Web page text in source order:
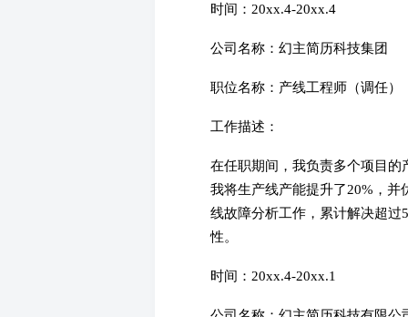
时间：20xx.4-20xx.4
公司名称：幻主简历科技集团
职位名称：产线工程师（调任）
工作描述：
在任职期间，我负责多个项目
我将生产线产能提升了20%，并
线故障分析工作，累计解决超过
性。
时间：20xx.4-20xx.1